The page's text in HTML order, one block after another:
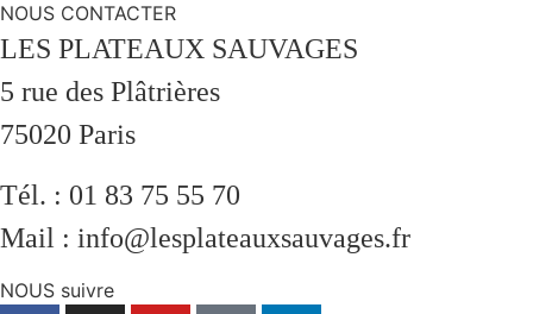
NOUS CONTACTER
LES PLATEAUX SAUVAGES
5 rue des Plâtrières
75020 Paris
Tél. : 01 83 75 55 70
Mail : info@lesplateauxsauvages.fr
NOUS suivre